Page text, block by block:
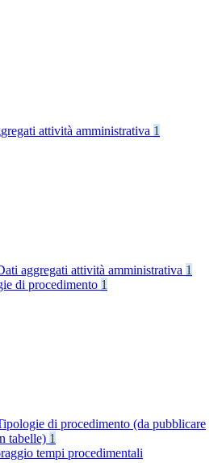
attività amministrativa 1
aggregati attività amministrativa 1
di procedimento 1
di procedimento (da pubblicare
tabelle) 1
tempi procedimentali